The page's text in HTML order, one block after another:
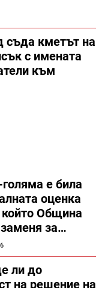
съда кметът на
с имената
към
е била
оценка
Община
за
ли до
на решение на